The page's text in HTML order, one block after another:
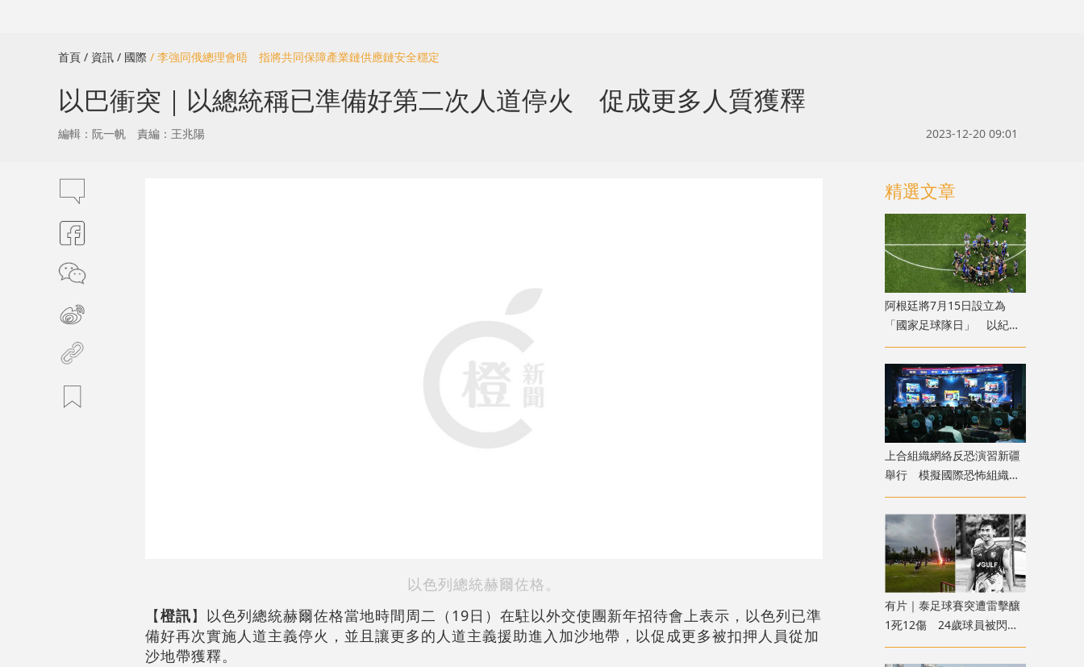
首頁 / 資訊 / 國際 / 李強同俄總理會晤 指將共同保障產業鏈供應鏈安全穩定
以巴衝突｜以總統稱已準備好第二次人道停火 促成更多人質獲釋
編輯：阮一帆 責編：王兆陽 2023-12-20 09:01
以色列總統赫爾佐格。
【橙訊】以色列總統赫爾佐格當地時間周二（19日）在駐以外交使團新年招待會上表示，以色列已準
備好再次實施人道主義停火，並且讓更多的人道主義援助進入加沙地帶，以促成更多被扣押人員從加
沙地帶獲釋。
精選文章
​阿根廷將7月15日設立為
「國家足球隊日」 以紀念
世盃挫英格蘭
上合組織網絡反恐演習新疆
舉行 模擬國際恐怖組織策
劃實施恐襲等情形
有片｜泰足球賽突遭雷擊釀
1死12傷 24歲球員被閃電
劈中亡